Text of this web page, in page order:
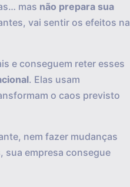
mas não prepara sua
vai sentir os efeitos na
e conseguem reter esses
. Elas usam
o caos previsto
nem fazer mudanças
sua empresa consegue